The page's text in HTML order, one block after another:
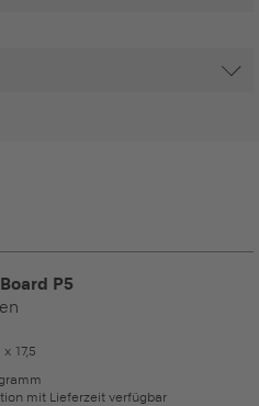
P5
x 17,5
mit Lieferzeit verfügbar